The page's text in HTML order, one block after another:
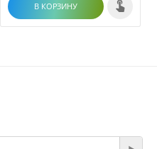
В КОРЗИНУ